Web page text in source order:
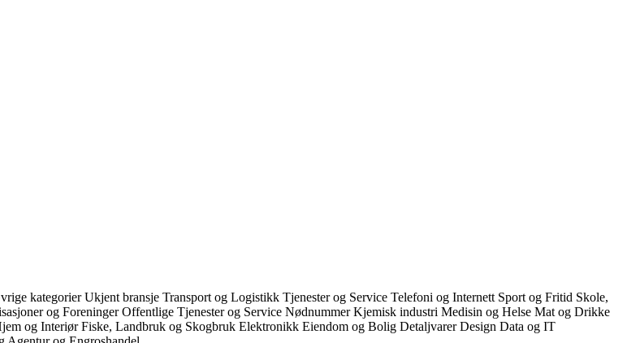
kategorierUkjent bransje Transport og Logistikk Tjenester og Service Telefoni og Internett Sport og Fritid Skole,
og ForeningerOffentlige Tjenester og Service NødnummerKjemisk industri Medisin og Helse Mat og Drikke
og InteriørFiske, Landbruk og Skogbruk Elektronikk Eiendom og Bolig DetaljvarerDesign Data og IT